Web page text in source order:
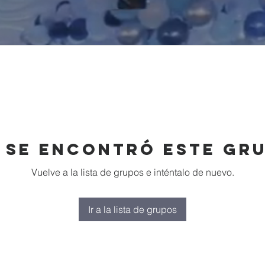
se encontró este
Vuelve a la lista de grupos e inténtalo de nuevo.
Ir a la lista de grupos